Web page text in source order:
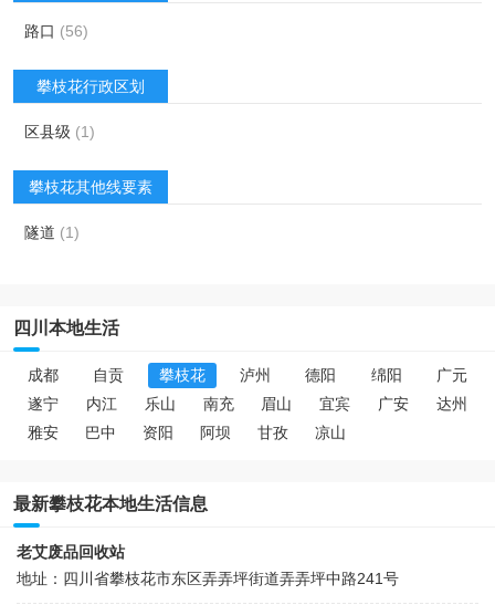
路口 (56)
攀枝花行政区划
区县级 (1)
攀枝花其他线要素
隧道 (1)
四川本地生活
成都 自贡 攀枝花 泸州 德阳 绵阳
广元
遂宁
内江 乐山 南充 眉山 宜宾 广安
达州
雅安
巴中 资阳 阿坝 甘孜 凉山
最新攀枝花本地生活信息
老艾废品回收站
地址：四川省攀枝花市东区弄弄坪街道弄弄坪中路241号